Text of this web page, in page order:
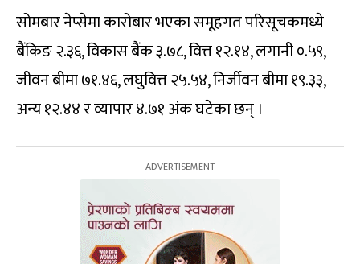
सोमबार नेप्सेमा कारोबार भएका समूहगत परिसूचकमध्ये
बैंकिङ २.३६, विकास बैंक ३.७८, वित्त १२.१४, लगानी ०.५९,
जीवन बीमा ७१.४६, लघुवित्त २५.५४, निर्जीवन बीमा १९.३३,
अन्य १२.४४ र व्यापार ४.७१ अंक घटेका छन् ।